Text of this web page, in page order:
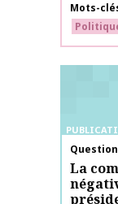
Mots-
Nom de
La